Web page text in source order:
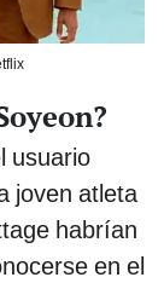
usuario
joven atleta
habrían
en el